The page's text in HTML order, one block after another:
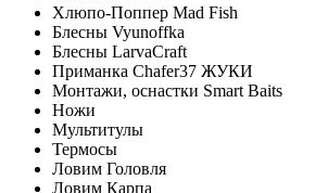
Хлюпо-Поппер Mad Fish
Блесны Vyunoffka
Блесны LarvaCraft
Приманка Chafer37 ЖУКИ
Монтажи, оснастки Smart Baits
Ножи
Мультитулы
Термосы
Ловим Головля
Ловим Карпа